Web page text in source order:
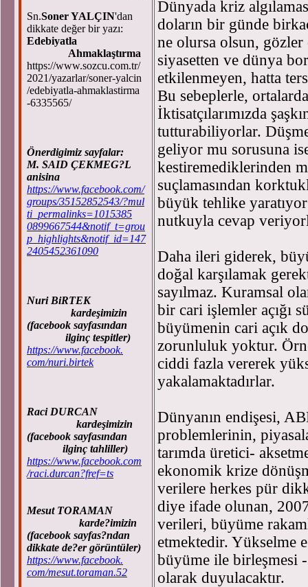
Sn.Soner YALÇIN'dan
dikkate değer bir yazı:
Edebiyatla
Ahmaklaştırma
https://www.sozcu.com.tr/
2021/yazarlar/soner-yalcin
/edebiyatla-ahmaklastirma
-6335565/
Önerdigimiz sayfalar:
M. SAID ÇEKMEG?L
anisina
https://www.facebook.com/
groups/35152852543/?mul
ti_permalinks=1015385
0899667544&notif_t=grou
p_highlights&notif_id=147
2405452361090
Nuri BiRTEK
kardeşimizin
(facebook sayfasından
ilginç tespitler)
https://www.facebook.
com/nuri.birtek
Raci DURCAN
kardeşimizin
(facebook sayfasından
ilginç tahliller)
https://www.facebook.com
/raci.durcan?fref=ts
Mesut TORAMAN
karde?imizin
(facebook sayfas?ndan
dikkate de?er görüntüler)
https://www.facebook.
com/mesut.toraman.52
Dünyada kriz
doların bir günde
ne olursa olsun, gözler
siyasetten ve dünya
etkilenmeyen, hatta
Bu sebeplerle,
İktisatçılarımızda
tutturabiliyorlar.
geliyor mu sorusuna
kestiremediklerinden
suçlamasından
büyük tehlike
nutkuyla cevap
Daha ileri giderek,
doğal karşılamak
sayılmaz. Kuramsal
bir cari işlemler açığı
büyümenin cari açık
zorunluluk yoktur.
ciddi fazla vererek
yakalamaktadırlar.
Dünyanın endişesi,
problemlerinin,
tarımda üretici-
ekonomik krize
verilere herkes pür
diye ifade olunan,
verileri, büyüme
etmektedir. Yükselme
büyüme ile birleşmesi
olarak duyulacaktır.